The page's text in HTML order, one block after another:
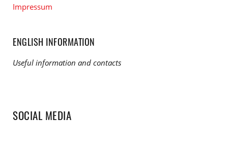
Impressum
ENGLISH INFORMATION
Useful information and contacts
SOCIAL MEDIA